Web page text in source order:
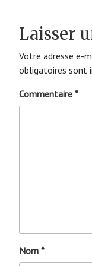
Laisser
Votre adresse e-
obligatoires sont
Commentaire *
Nom *